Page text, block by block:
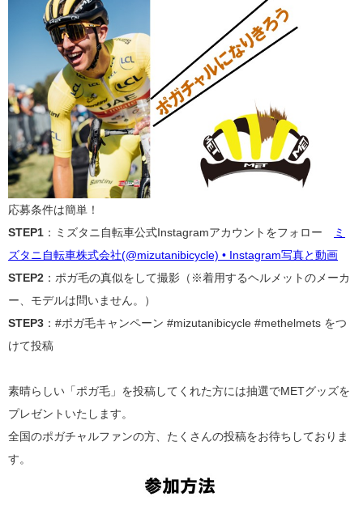
応募条件は簡単！
STEP1 ：ミズタニ自転車公式Instagramアカウントをフォロー
ミ
ズタニ自転車株式会社(@mizutanibicycle) • Instagram写真と動画
STEP2 ：ポガ毛の真似をして撮影（※着用するヘルメットのメーカ
ー、モデルは問いません。）
STEP3 ：#ポガ毛キャンペーン #mizutanibicycle #methelmets をつ
けて投稿
素晴らしい「ポガ毛」を投稿してくれた方には抽選でMETグッズを
プレゼントいたします。
全国のポガチャルファンの方、たくさんの投稿をお待ちしておりま
す。